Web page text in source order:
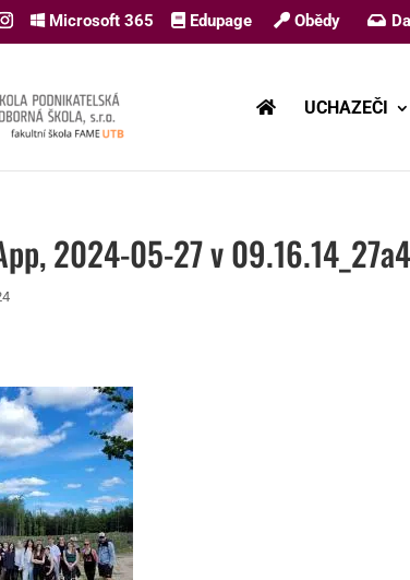
Microsoft 365 Edupage Obědy
UCHAZEČI
2024-05-27 v